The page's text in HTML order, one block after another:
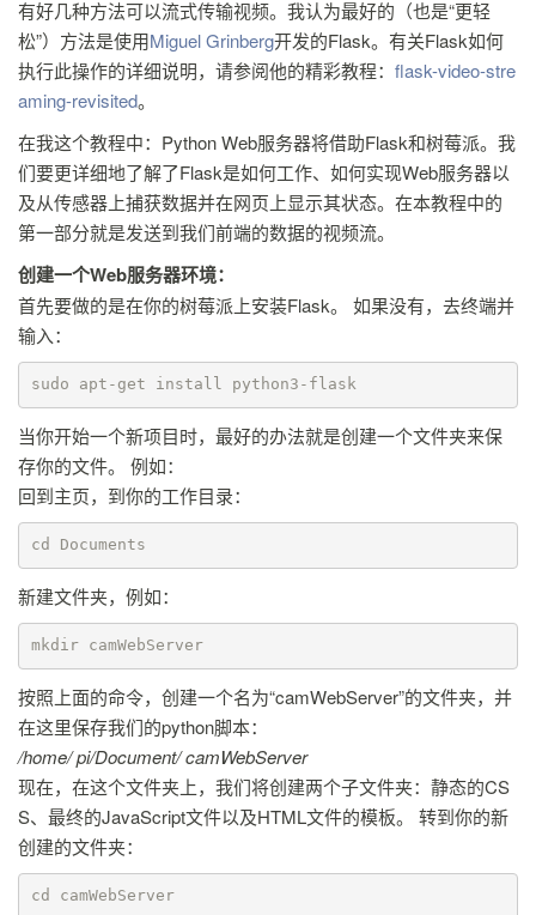
有好几种方法可以流式传输视频。我认为最好的（也是“更轻
松”）方法是使用Miguel Grinberg开发的Flask。有关Flask如何
执行此操作的详细说明，请参阅他的精彩教程： flask-video-stre
aming-revisited。
在我这个教程中：Python Web服务器将借助Flask和树莓派。我
们要更详细地了解了Flask是如何工作、如何实现Web服务器以
及从传感器上捕获数据并在网页上显示其状态。在本教程中的
第一部分就是发送到我们前端的数据的视频流。
创建一个Web服务器环境：
首先要做的是在你的树莓派上安装Flask。 如果没有，去终端并
输入：
sudo apt-get install python3-flask
当你开始一个新项目时，最好的办法就是创建一个文件夹来保
存你的文件。 例如：
回到主页，到你的工作目录：
cd Documents
新建文件夹，例如：
mkdir camWebServer
按照上面的命令，创建一个名为“camWebServer”的文件夹，并
在这里保存我们的python脚本：
/home/ pi/Document/ camWebServer
现在，在这个文件夹上，我们将创建两个子文件夹：静态的CS
S、最终的JavaScript文件以及HTML文件的模板。 转到你的新
创建的文件夹：
cd camWebServer